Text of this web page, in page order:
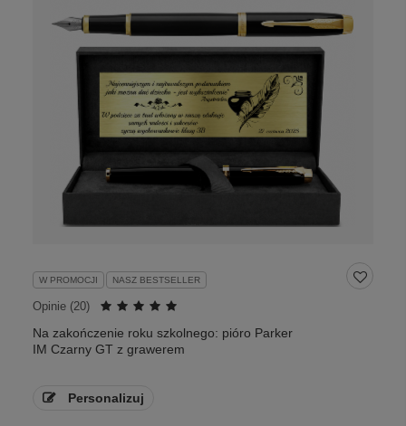
W PROMOCJI NASZ BESTSELLER
Opinie (20)
Na zakończenie roku szkolnego: pióro Parker
IM Czarny GT z grawerem
Personalizuj